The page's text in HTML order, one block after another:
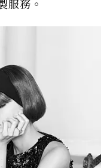
服務。